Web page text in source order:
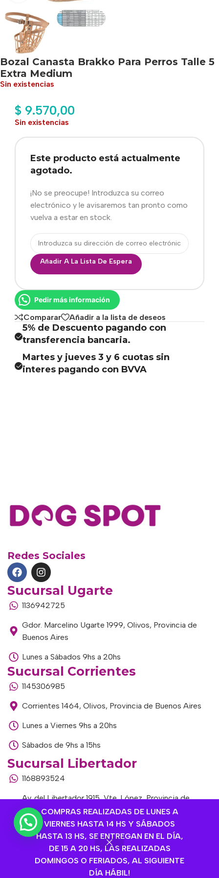
COMPRAS REALIZADAS DE LUNES A
VIERNES HASTA 14 HS Y SÁBADOS
HASTA 13 HS, SE ENTREGAN EN EL DÍA,
DE 15 A 20 HS, LAS REALIZADAS
DOMINGOS O FERIADOS, AL SIGUIENTE
DÍA HÁBIL!
Bozal Canasta Brakko Para Perros Talle 5
Extra Medium
Sin existencias
$ 9.570,00
Sin existencias
Este producto está actualmente
agotado.
¡No se preocupe! Introduzca su correo
electrónico y le avisaremos tan pronto como
vuelva a estar en stock.
Añadir A La Lista De Espera
Pedir más información
Comparar Añadir a la lista de deseos
5% de Descuento pagando con
transferencia bancaria.
Martes y jueves 3 y 6 cuotas sin
interes pagando con BVVA
Redes Sociales
Sucursal Ugarte
1136942725
Gdor. Marcelino Ugarte 1999, Olivos, Provincia de
Buenos Aires
Lunes a Sábados 9hs a 20hs
Sucursal Corrientes
1145306985
Corrientes 1464, Olivos, Provincia de Buenos Aires
Lunes a Viernes 9hs a 20hs
Sábados de 9hs a 15hs
Sucursal Libertador
1168893524
Av. del Libertador 1915, Vte. López, Provincia de
Buenos Aires
Lunes a Viernes de 9hs a 13hs / 16hs a 20hs
Sábados de 9hs a 15hs